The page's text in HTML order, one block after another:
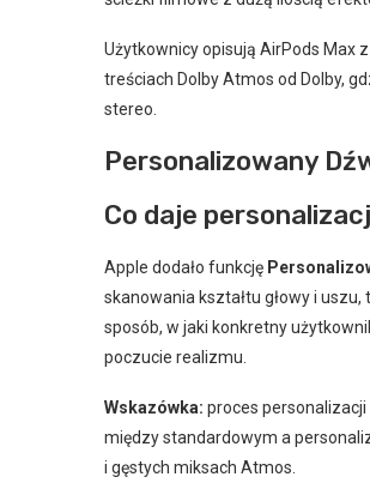
Użytkownicy opisują AirPods Max
treściach Dolby Atmos od Dolby,
stereo.
Personalizowany
Co daje
Apple dodało funkcję
skanowania kształtu głowy i
sposób, w jaki konkretny
poczucie realizmu.
Wskazówka: proces
między standardowym a
i gęstych miksach Atmos.